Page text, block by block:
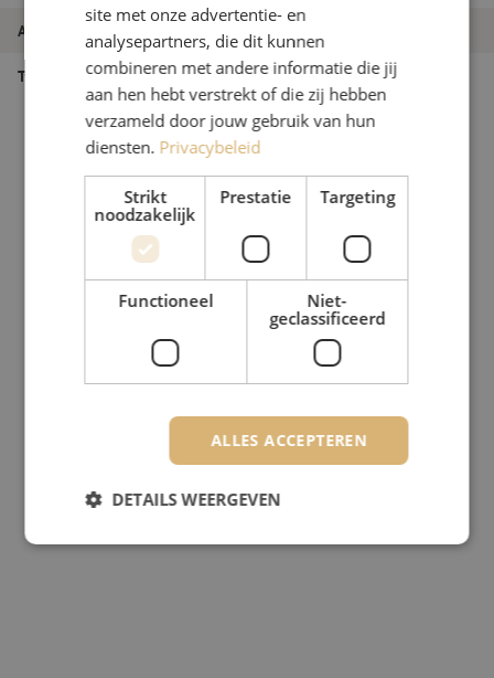
Artikelnummer M6000203
Type product Coax overspanningsbeveiliging
site met onze advertentie- en
analysepartners, die dit kunnen
combineren met andere informatie die jij
aan hen hebt verstrekt of die zij hebben
verzameld door jouw gebruik van hun
diensten. Privacybeleid
Strikt
noodzakelijk
Prestatie Targeting
Functioneel
Niet-
geclassificeerd
ALLES ACCEPTEREN
DETAILS WEERGEVEN